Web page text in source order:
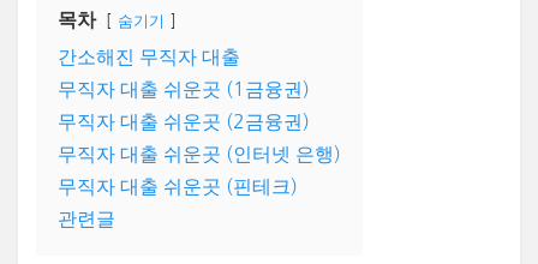
목차 숨기기
간소해진 무직자 대출
무직자 대출 쉬운곳 (1금융권)
무직자 대출 쉬운곳 (2금융권)
무직자 대출 쉬운곳 (인터넷 은행)
무직자 대출 쉬운곳 (핀테크)
관련글